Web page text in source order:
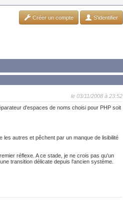
Créer un compte S'identifier
le 03/11/2008 à 23:52
d'espaces de noms choisi pour PHP soit
autres et pêchent par un manque de lisibilité
réflexe. A ce stade, je ne crois pas qu'un
transition délicate depuis l'ancien système.